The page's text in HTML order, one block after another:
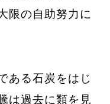
限の自助努力に
ある石炭をはじ
は過去に類を見